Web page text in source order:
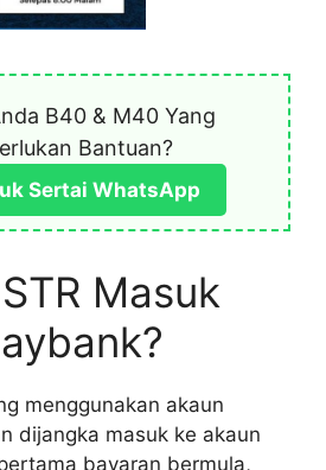
B40 & M40 Yang
Bantuan?
Sertai WhatsApp
Masuk
menggunakan akaun
dijangka masuk ke akaun
bayaran bermula,